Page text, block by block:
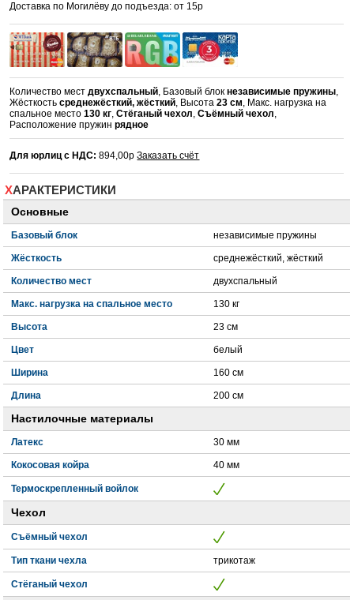
Доставка по Могилёву до подъезда: от 15р
Количество местдвухспальный , Базовый блокнезависимые пружины
Жёсткостьсреднежёсткий, жёсткий , Высота23 см , Макс. нагрузка на
спальное место130 кг ,Стёганый чехол ,Съёмный чехол
Расположение пружинрядное
Для юрлиц с НДС: 894,00рЗаказать счёт
ХАРАКТЕРИСТИКИ
Основные
Базовый блок независимые пружины
Жёсткость среднежёсткий, жёсткий
Количество мест двухспальный
Макс. нагрузка на спальное место 130 кг
Высота 23 см
Цвет белый
Ширина 160 см
Длина 200 см
Настилочные материалы
Латекс 30 мм
Кокосовая койра 40 мм
Термоскрепленный войлок
Чехол
Съёмный чехол
Тип ткани чехла трикотаж
Стёганый чехол